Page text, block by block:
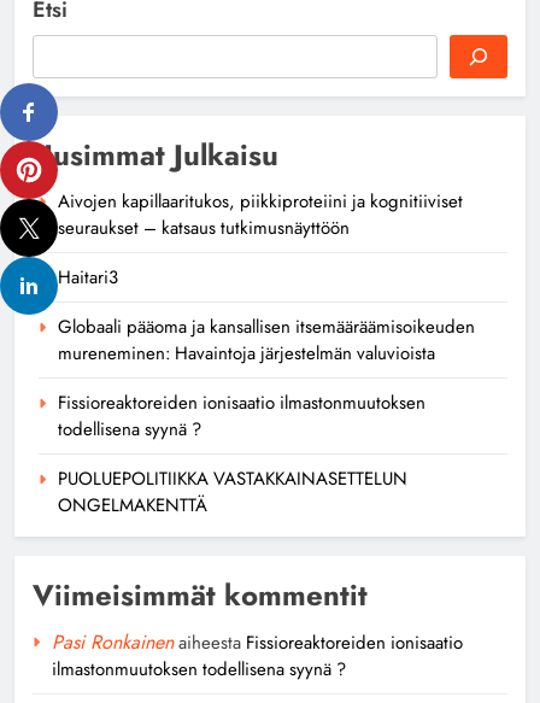
Etsi
Uusimmat Julkaisu
Aivojen kapillaaritukos, piikkiproteiini ja kognitiiviset
seuraukset – katsaus tutkimusnäyttöön
Haitari3
Globaali pääoma ja kansallisen itsemääräämisoikeuden
mureneminen: Havaintoja järjestelmän valuvioista
Fissioreaktoreiden ionisaatio ilmastonmuutoksen
todellisena syynä ?
PUOLUEPOLITIIKKA VASTAKKAINASETTELUN
ONGELMAKENTTÄ
Viimeisimmät kommentit
Pasi Ronkainenaiheesta Fissioreaktoreiden ionisaatio
ilmastonmuutoksen todellisena syynä ?